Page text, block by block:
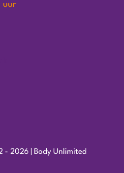
uur
- 2026 | Body Unlimited